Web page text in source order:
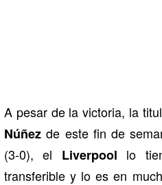
A pesar de la victoria, la
Núñez de este fin de
(3-0), el Liverpool lo
transferible y lo es en